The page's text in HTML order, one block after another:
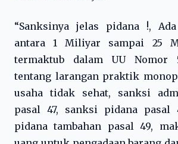
“Sanksinya jelas pidana !,
antara 1 Miliyar sampai 25
termaktub dalam UU Nomor
tentang larangan praktik
usaha tidak sehat, sanksi
pasal 47, sanksi pidana pasal
pidana tambahan pasal 49,